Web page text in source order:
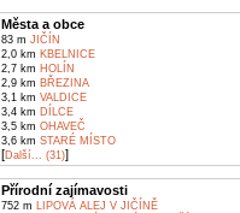
Města a obce
83 m JIČÍN
2,0 km KBELNICE
2,7 km HOLÍN
2,9 km BŘEZINA
3,1 km VALDICE
3,4 km DÍLCE
3,5 km OHAVEČ
3,6 km STARÉ MÍSTO
[Další... (31)]
Přírodní zajímavosti
752 m LIPOVÁ ALEJ V JIČÍNĚ